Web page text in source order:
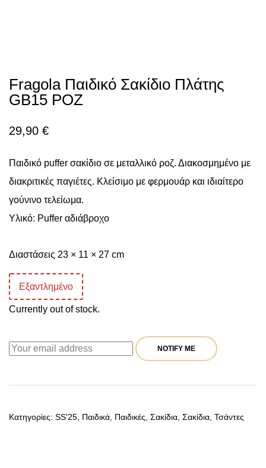
Fragola Παιδικό Σακίδιο Πλάτης
GB15 ΡΟΖ
29,90 €
Παιδικό puffer σακίδιο σε μεταλλικό ροζ. Διακοσμημένο με
διακριτικές παγιέτες. Κλείσιμο με φερμουάρ και ιδιαίτερο
γούνινο τελείωμα.
Υλικό: Puffer αδιάβροχο
Διαστάσεις 23 × 11 × 27 cm
Εξαντλημένο
Currently out of stock.
NOTIFY ME
Κατηγορίες: SS'25, Παιδικά, Παιδικές, Σακίδια, Σακίδια, Τσάντες